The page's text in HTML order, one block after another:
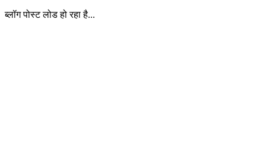
ब्लॉग पोस्ट लोड हो रहा है...